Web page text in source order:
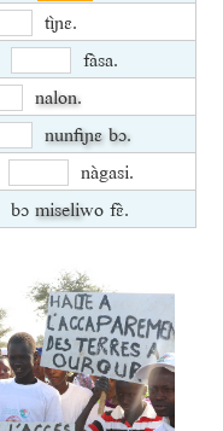
tìɲɛ.
fàsa.
nalon.
nunfiɲɛ bɔ.
nàgasi.
bɔ miseliwo fɛ̀.